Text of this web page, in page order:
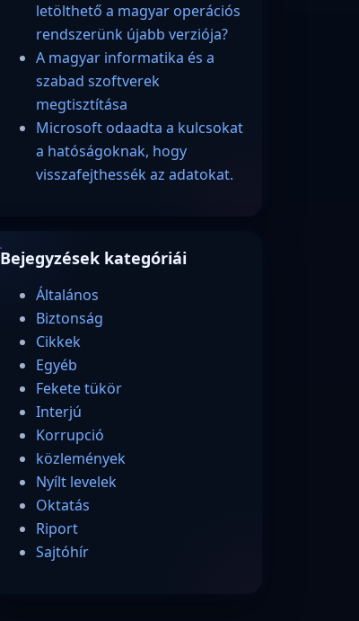
letölthető a magyar operációs
rendszerünk újabb verziója?
A magyar informatika és a
szabad szoftverek
megtisztítása
Microsoft odaadta a kulcsokat
a hatóságoknak, hogy
visszafejthessék az adatokat.
Bejegyzések kategóriái
Általános
Biztonság
Cikkek
Egyéb
Fekete tükör
Interjú
Korrupció
közlemények
Nyílt levelek
Oktatás
Riport
Sajtóhír